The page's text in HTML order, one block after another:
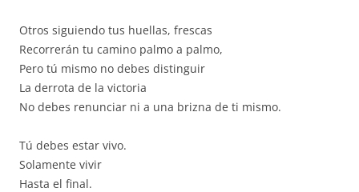
Otros siguiendo tus huellas, frescas
Recorrerán tu camino palmo a palmo,
Pero tú mismo no debes distinguir
La derrota de la victoria
No debes renunciar ni a una brizna de ti mismo.
Tú debes estar vivo.
Solamente vivir
Hasta el final.